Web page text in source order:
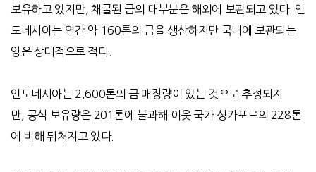
보유하고 있지만,채굴된 금의 대부분은 해외에 보관되고 있다. 인
도네시아는 연간 약 160톤의 금을 생산하지만 국내에 보관되는
양은 상대적으로 적다.
인도네시아는2,600톤의 금 매장량이 있는 것으로 추정되지
만, 공식 보유량은 201 톤에 불과해 이웃 국가 싱가포르의 228톤
에 비해 뒤처지고 있다.